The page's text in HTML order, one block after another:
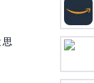
思